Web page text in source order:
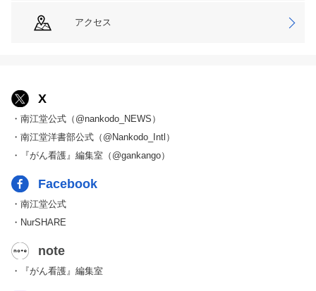
アクセス
X
・南江堂公式（@nankodo_NEWS）
・南江堂洋書部公式（@Nankodo_Intl）
・『がん看護』編集室（@gankango）
Facebook
・南江堂公式
・NurSHARE
note
・『がん看護』編集室